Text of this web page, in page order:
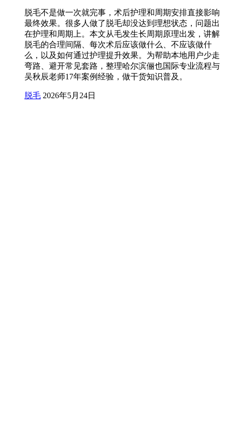
脱毛不是做一次就完事，术后护理和周期安排直接影响
最终效果。很多人做了脱毛却没达到理想状态，问题出
在护理和周期上。本文从毛发生长周期原理出发，讲解
脱毛的合理间隔、每次术后应该做什么、不应该做什
么，以及如何通过护理提升效果。为帮助本地用户少走
弯路、避开常见套路，整理哈尔滨俪也国际专业流程与
吴秋辰老师17年案例经验，做干货知识普及。
脱毛 2026年5月24日